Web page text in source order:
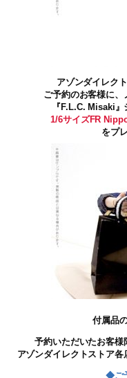
アゾンダイレク
ご予約のお客様に、
『F.L.C. Misaki
1/6サイズFR
をプ
付属品
予約いただいたお客様
アゾンダイレクトストア各
◆ご